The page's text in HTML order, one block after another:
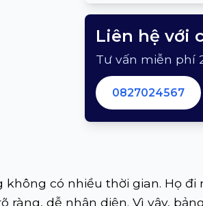
Liên hệ với
Tư vấn miễn phí
0827024567
có nhiều thời gian. Họ
dễ nhận diện. Vì vậy,